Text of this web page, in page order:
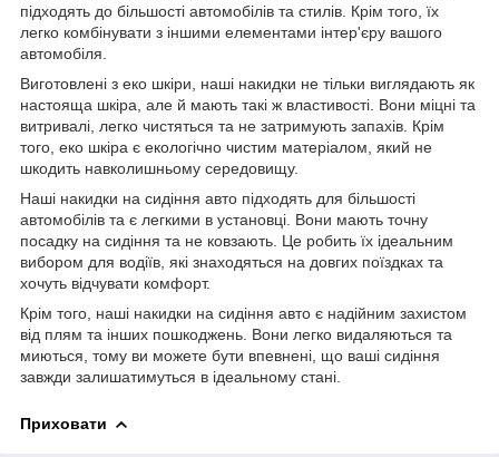
підходять до більшості автомобілів та стилів. Крім того, їх
легко комбінувати з іншими елементами інтер'єру вашого
автомобіля.
Виготовлені з еко шкіри, наші накидки не тільки виглядають як
настояща шкіра, але й мають такі ж властивості. Вони міцні та
витривалі, легко чистяться та не затримують запахів. Крім
того, еко шкіра є екологічно чистим матеріалом, який не
шкодить навколишньому середовищу.
Наші накидки на сидіння авто підходять для більшості
автомобілів та є легкими в установці. Вони мають точну
посадку на сидіння та не ковзають. Це робить їх ідеальним
вибором для водіїв, які знаходяться на довгих поїздках та
хочуть відчувати комфорт.
Крім того, наші накидки на сидіння авто є надійним захистом
від плям та інших пошкоджень. Вони легко видаляються та
миються, тому ви можете бути впевнені, що ваші сидіння
завжди залишатимуться в ідеальному стані.
Приховати